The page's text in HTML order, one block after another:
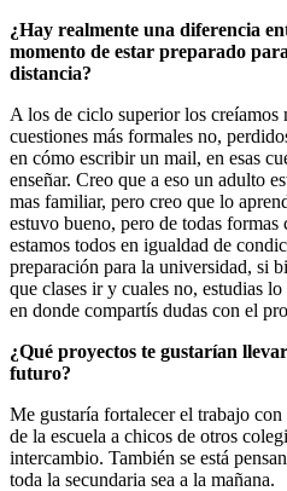
¿Hay realmente una diferencia
momento de estar preparado
distancia?
A los de ciclo superior los creíamos
cuestiones más formales no,
en cómo escribir un mail, en esas
enseñar. Creo que a eso un adulto
mas familiar, pero creo que lo
estuvo bueno, pero de todas formas
estamos todos en igualdad de
preparación para la universidad, si
que clases ir y cuales no, estudias
en donde compartís dudas con el
¿Qué proyectos te gustarían
futuro?
Me gustaría fortalecer el trabajo
de la escuela a chicos de otros
intercambio. También se está
toda la secundaria sea a la mañana.